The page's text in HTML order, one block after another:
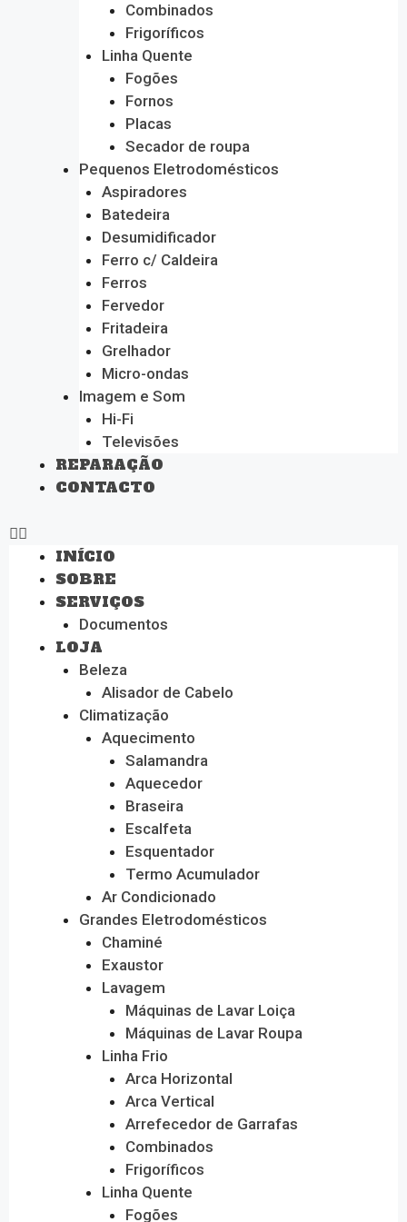
Combinados
Frigoríficos
Linha Quente
Fogões
Fornos
Placas
Secador de roupa
Pequenos Eletrodomésticos
Aspiradores
Batedeira
Desumidificador
Ferro c/ Caldeira
Ferros
Fervedor
Fritadeira
Grelhador
Micro-ondas
Imagem e Som
Hi-Fi
Televisões
REPARAÇÃO
CONTACTO
INÍCIO
SOBRE
SERVIÇOS
Documentos
LOJA
Beleza
Alisador de Cabelo
Climatização
Aquecimento
Salamandra
Aquecedor
Braseira
Escalfeta
Esquentador
Termo Acumulador
Ar Condicionado
Grandes Eletrodomésticos
Chaminé
Exaustor
Lavagem
Máquinas de Lavar Loiça
Máquinas de Lavar Roupa
Linha Frio
Arca Horizontal
Arca Vertical
Arrefecedor de Garrafas
Combinados
Frigoríficos
Linha Quente
Fogões